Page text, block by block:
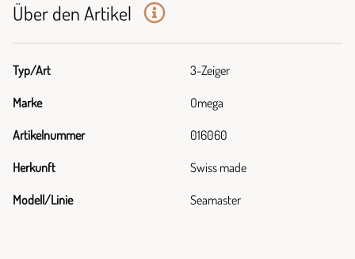
Über den Artikel
Typ/Art 3-Zeiger
Marke Omega
Artikelnummer 016060
Herkunft Swiss made
Modell/Linie Seamaster